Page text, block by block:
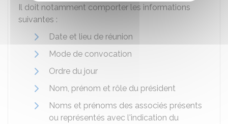
Il doit notamment comporter les informations
suivantes :
Date et lieu de réunion
Mode de convocation
Ordre du jour
Nom, prénom et rôle du président
Noms et prénoms des associés présents
ou représentés avec l'indication du